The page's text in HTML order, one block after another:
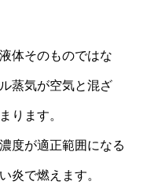
体そのものではな
蒸気が空気と混ざ
ります。
度が適正範囲になる
炎で燃えます。